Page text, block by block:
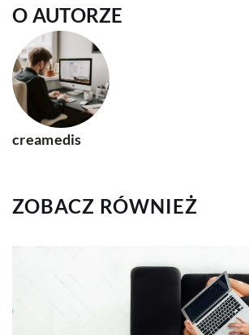
O AUTORZE
creamedis
ZOBACZ RÓWNIEŻ